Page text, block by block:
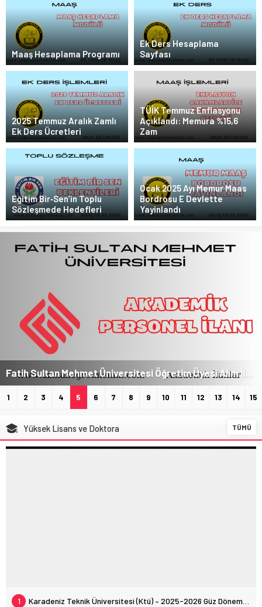
Maaş Hesaplama Programı
Ek Ders Hesaplama
Sayfası
2025 Temmuz Aralık Zamlı
Ek Ders Ücretleri
TÜİK Temmuz Enflasyonu
Açıklandı: Memura %15,6
Zam
Eğitim Bir‑Sen’in Toplu
Sözleşmede Hedefleri
Ocak 2025 Ayı Memur Maas
Bordrosu E Devlette
Yayinlandı
Fatih Sultan Mehmet Üniversitesi Öğretim Üyesi Alım İlanı
1 2 3 4 5 6 7 8 9 10 11 12 13 14 15
Yüksek Lisans ve Doktora TÜMÜ
1 Karadeniz Teknik Üniversitesi (Ktü) – 2025-2026 Güz Dönemi Lisansüstü Programlar